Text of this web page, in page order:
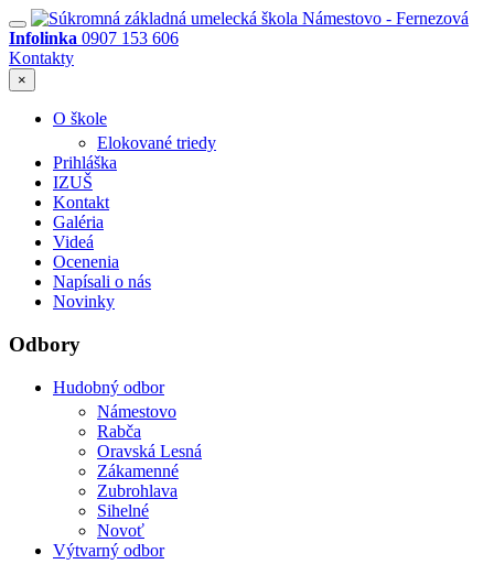
Infolinka 0907 153 606
Kontakty
×
O škole
Elokované triedy
Prihláška
IZUŠ
Kontakt
Galéria
Videá
Ocenenia
Napísali o nás
Novinky
Odbory
Hudobný odbor
Námestovo
Rabča
Oravská Lesná
Zákamenné
Zubrohlava
Sihelné
Novoť
Výtvarný odbor